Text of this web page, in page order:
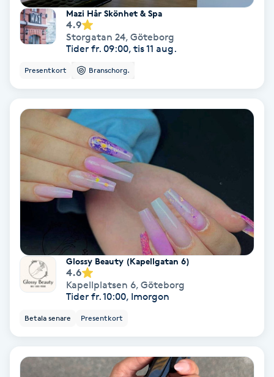
Mixfransar
Nagelförlängning
Nagelförlängning akryl
Nagelförlängning gelé
Nagelförlängning glasfiber
Nagelförlängning silke
Nagelförstärkning
Nagelklippning
Nagelsvamp
Nagelvård
Mazi Hår Skönhet & Spa
4.9
Storgatan 24, Göteborg
Tider fr. 09:00, tis 11 aug.
Presentkort Branschorg.
Glossy Beauty (Kapellgatan 6)
4.6
Kapellplatsen 6, Göteborg
Tider fr. 10:00, Imorgon
Betala senare Presentkort